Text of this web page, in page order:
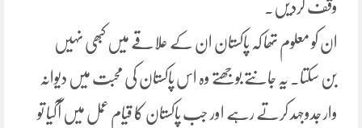
وقف کردیں۔
ان کو معلوم تھا کہ پاکستان ان کے علاقے میں کبھی نہیں
بن سکتا۔ یہ جانتے بوجھتے وہ اس پاکستان کی محبت میں دیوانہ
وار جدوجہد کرتے رہے اور جب پاکستان کا قیام عمل میں آگیا تو